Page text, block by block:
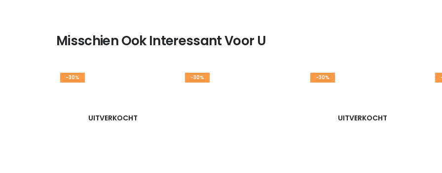
Misschien Ook Interessant Voor U
-30%
UITVERKOCHT
-30% -30%
UITVERKOCHT